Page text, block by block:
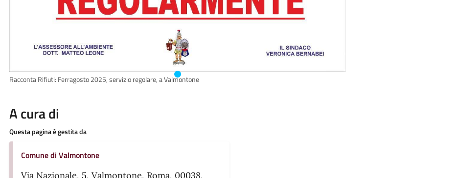
Racconta Rifiuti: Ferragosto 2025, servizio regolare, a Valmontone
A cura di
Questa pagina è gestita da
Comune di Valmontone
Via Nazionale, 5, Valmontone, Roma, 00038,